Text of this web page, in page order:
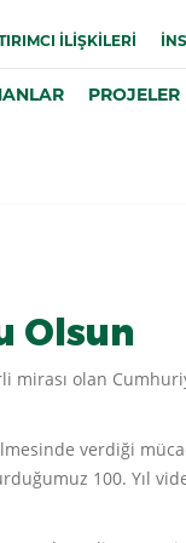
İLIŞKILERI
PROJELER
Olsun
olan
verdiği
100. Yıl